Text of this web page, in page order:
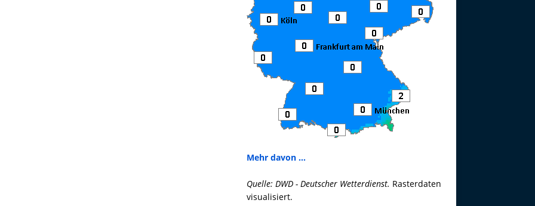
Mehr davon ...
Quelle: DWD - Deutscher Wetterdienst. Rasterdaten
visualisiert.